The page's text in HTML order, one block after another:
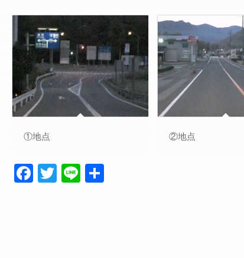
①地点 ②地点
Facebook
Twitter
Line